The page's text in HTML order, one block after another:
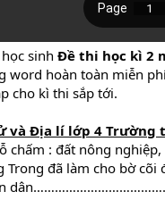
sinh Đề thi học kì 2
hoàn toàn miễn
cho kì thi sắp tới.
và Địa lí lớp 4 Trường
chấm : đất nông
Trong đã làm cho